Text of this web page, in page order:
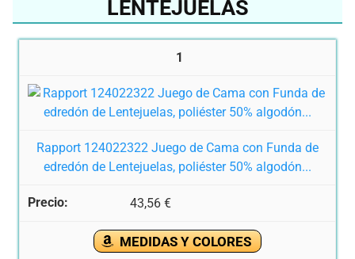
LENTEJUELAS
1
Rapport 124022322 Juego de Cama con Funda de
edredón de Lentejuelas, poliéster 50% algodón...
43,56 €
MEDIDAS Y COLORES